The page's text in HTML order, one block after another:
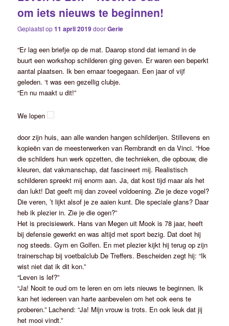
om iets nieuws te beginnen!
Geplaatst op11 april 2019doorGerie
“Er lag een briefje op de mat. Daarop stond dat iemand in de
buurt een workshop schilderen ging geven. Er waren een beperkt
aantal plaatsen. Ik ben ernaar toegegaan. Een jaar of vijf
geleden. ‘t was een gezellig clubje.
“En nu maakt u dit!”
We lopen
door zijn huis, aan alle wanden hangen schilderijen. Stillevens en
kopieën van de meesterwerken van Rembrandt en da Vinci. “Hoe
die schilders hun werk opzetten, die technieken, die opbouw, die
kleuren, dat vakmanschap, dat fascineert mij. Realistisch
schilderen spreekt mij enorm aan. Ja, dat kost tijd maar als het
dan lukt! Dat geeft mij dan zoveel voldoening. Zie je deze vogel?
Die veren, ’t lijkt alsof je ze aaien kunt. Die speciale glans? Daar
heb ik plezier in. Zie je die ogen?”
Het is precisiewerk. Hans van Megen uit Mook is 78 jaar, heeft
bij defensie gewerkt en was altijd met sport bezig. Dat doet hij
nog steeds. Gym en Golfen. En met plezier kijkt hij terug op zijn
trainerschap bij voetbalclub De Treffers. Bescheiden zegt hij: “Ik
wist niet dat ik dit kon.”
“Leven is lef?”
“Ja! Nooit te oud om te leren en om iets nieuws te beginnen. Ik
kan het iedereen van harte aanbevelen om het ook eens te
proberen.” Lachend: “Ja! Mijn vrouw is trots. En ook leuk dat jij
het mooi vindt.”